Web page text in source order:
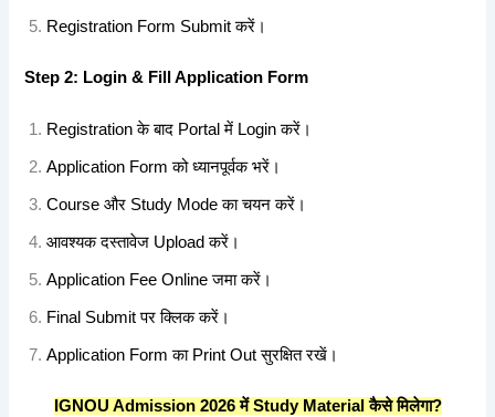
Registration Form Submit करें।
Step 2: Login & Fill Application Form
Registration के बाद Portal में Login करें।
Application Form को ध्यानपूर्वक भरें।
Course और Study Mode का चयन करें।
आवश्यक दस्तावेज Upload करें।
Application Fee Online जमा करें।
Final Submit पर क्लिक करें।
Application Form का Print Out सुरक्षित रखें।
IGNOU Admission 2026में Study Materialकैसेमिलेगा?